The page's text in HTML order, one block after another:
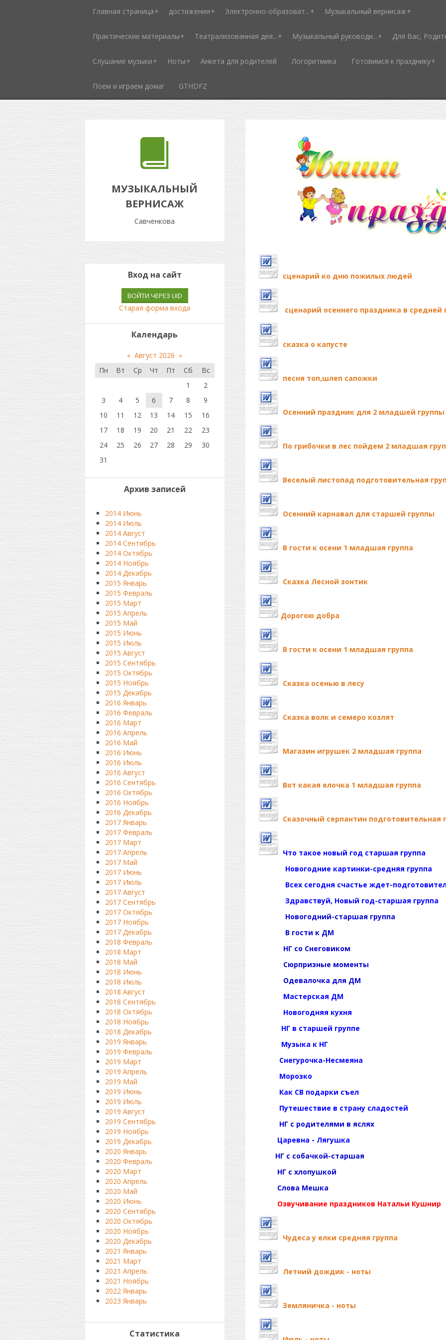
Главная страница достижения Электронно-образоват... Музыкальный вернисаж
Практические материалы Театрализованная дея... Музыкальный руководи... Для Вас,
Слушание музыки Ноты Анкета для родителей Логоритмика Готовимся к празднику
Поем и играем дома! GTHDFZ
МУЗЫКАЛЬНЫЙ
ВЕРНИСАЖ
Савченкова
сценарий ко дню пожилых людей
сценарий осеннего праздника в средней
сказка о капусте
песня топ,шлеп сапожки
Осенний праздник для 2 младшей группы
По грибочки в лес пойдем 2 младшая
Веселый листопад подготовительная
Осенний карнавал для старшей группы
В гости к осени 1 младшая группа
Сказка Лесной зонтик
Дорогою добра
В гости к осени 1 младшая группа
Сказка осенью в лесу
Сказка волк и семеро козлят
Магазин игрушек 2 младшая группа
Вот какая елочка 1 младшая группа
Сказочный серпантин подготовительная
Что такое новый год старшая группа
Новогодние картинки-средняя группа
Всех сегодня счастье ждет-
Здравствуй, Новый год-старшая группа
Новогодний-старшая группа
В гости к ДМ
НГ со Снеговиком
Сюрпризные моменты
Одевалочка для ДМ
Мастерская ДМ
Новогодняя кухня
НГ в старшей группе
Музыка к НГ
Снегурочка-Несмеяна
Морозко
Как СВ подарки съел
Путешествие в страну сладостей
НГ с родителями в яслях
Царевна - Лягушка
НГ с собачкой-старшая
НГ с хлопушкой
Слова Мешка
Озвучивание праздников Натальи Кушнир
Чудеса у елки средняя группа
Летний дождик - ноты
Земляничка - ноты
Вход на сайт
ВОЙТИ ЧЕРЕЗ UID
Старая форма входа
Календарь
« Август 2026 »
Пн
Вт Ср Чт Пт Сб
Вс
1
2
3
4 5 6 7 8
9
10
11 12 13 14 15
16
17
18 19 20 21 22
23
24
25 26 27 28 29
30
31
Архив записей
2014 Июнь
2014 Июль
2014 Август
2014 Сентябрь
2014 Октябрь
2014 Ноябрь
2014 Декабрь
2015 Январь
2015 Февраль
2015 Март
2015 Апрель
2015 Май
2015 Июнь
2015 Июль
2015 Август
2015 Сентябрь
2015 Октябрь
2015 Ноябрь
2015 Декабрь
2016 Январь
2016 Февраль
2016 Март
2016 Апрель
2016 Май
2016 Июнь
2016 Июль
2016 Август
2016 Сентябрь
2016 Октябрь
2016 Ноябрь
2016 Декабрь
2017 Январь
2017 Февраль
2017 Март
2017 Апрель
2017 Май
2017 Июнь
2017 Июль
2017 Август
2017 Сентябрь
2017 Октябрь
2017 Ноябрь
2017 Декабрь
2018 Февраль
2018 Март
2018 Май
2018 Июнь
2018 Июль
2018 Август
2018 Сентябрь
2018 Октябрь
2018 Ноябрь
2018 Декабрь
2019 Январь
2019 Февраль
2019 Март
2019 Апрель
2019 Май
2019 Июнь
2019 Июль
2019 Август
2019 Сентябрь
2019 Ноябрь
2019 Декабрь
2020 Январь
2020 Февраль
2020 Март
2020 Апрель
2020 Май
2020 Июнь
2020 Сентябрь
2020 Октябрь
2020 Ноябрь
2020 Декабрь
2021 Январь
2021 Март
2021 Апрель
2021 Ноябрь
2022 Январь
2023 Январь
Статистика